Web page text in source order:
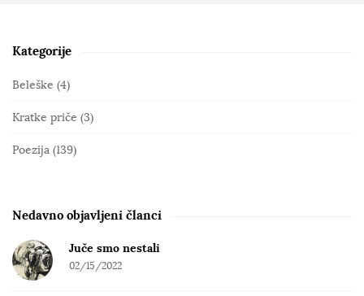
S
i
e
S
e
a
r
Kategorije
Beleške (4)
Kratke priče (3)
Poezija (139)
Nedavno objavljeni članci
Juče smo nestali
02/15/2022